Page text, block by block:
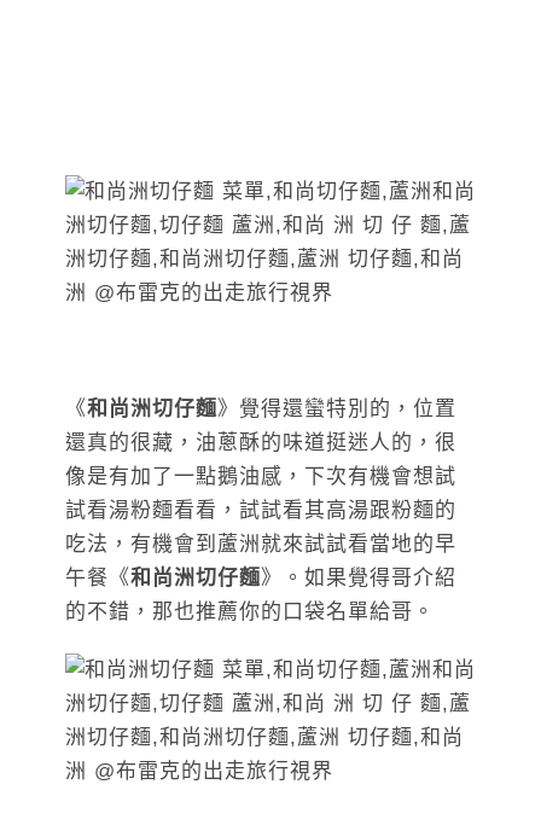
《和尚洲切仔麵》覺得還蠻特別的，位置
還真的很藏，油蔥酥的味道挺迷人的，很
像是有加了一點鵝油感，下次有機會想試
試看湯粉麵看看，試試看其高湯跟粉麵的
吃法，有機會到蘆洲就來試試看當地的早
午餐《和尚洲切仔麵》。如果覺得哥介紹
的不錯，那也推薦你的口袋名單給哥。